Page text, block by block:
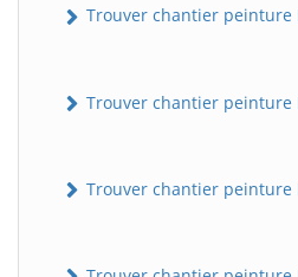
Trouver chantier peinture
Trouver chantier peinture
Trouver chantier peinture